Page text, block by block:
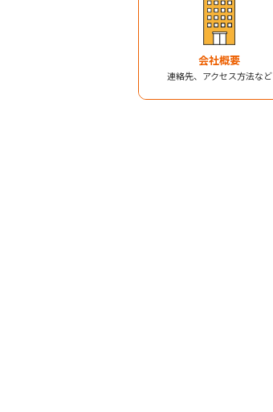
会社概要
連絡先、アクセス方法など